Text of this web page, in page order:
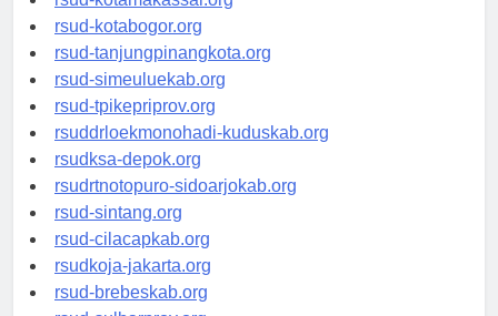
rsud-kotamakassar.org
rsud-kotabogor.org
rsud-tanjungpinangkota.org
rsud-simeuluekab.org
rsud-tpikepriprov.org
rsuddrloekmonohadi-kuduskab.org
rsudksa-depok.org
rsudrtnotopuro-sidoarjokab.org
rsud-sintang.org
rsud-cilacapkab.org
rsudkoja-jakarta.org
rsud-brebeskab.org